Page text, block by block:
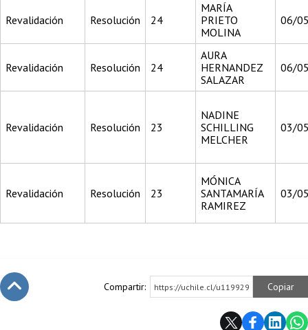
Revalidación Resolución 24
MARÍA
PRIETO
MOLINA
06/
Revalidación Resolución 24
AURA
HERNANDEZ
SALAZAR
06/
Revalidación Resolución 23
NADINE
SCHILLING
MELCHER
03/
Revalidación Resolución 23
MÓNICA
SANTAMARÍA
RAMIREZ
03/
Compartir: https://uchile.cl/u119929 Copiar